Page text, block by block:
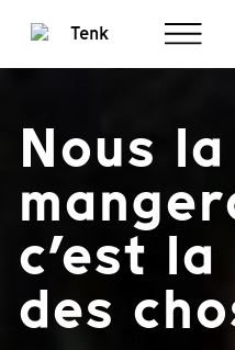
Nous la
c’est
des